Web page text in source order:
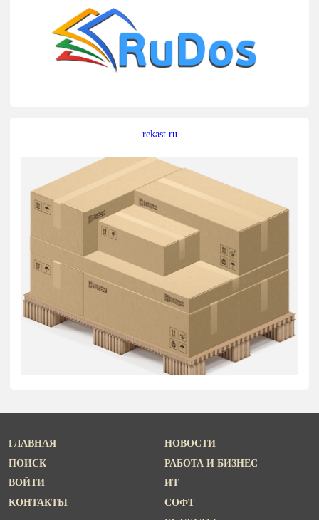
rekast.ru
ГЛАВНАЯ
ПОИСК
ВОЙТИ
КОНТАКТЫ
НОВОСТИ
РАБОТА И БИЗНЕС
ИТ
СОФТ